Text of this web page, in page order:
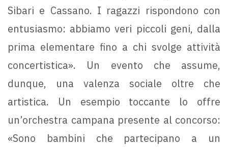
Sibari e Cassano. I ragazzi rispondono con
entusiasmo: abbiamo veri piccoli geni, dalla
prima elementare fino a chi svolge attività
concertistica». Un evento che assume,
dunque, una valenza sociale oltre che
artistica. Un esempio toccante lo offre
un’orchestra campana presente al concorso:
«Sono bambini che partecipano a un